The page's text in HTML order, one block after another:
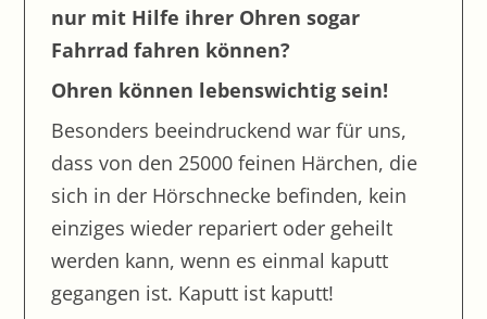
Ausflug Legoland
Fairplay ist Trumpf – Fußballturnier der
Förderstufe III
Fußballturnier
Ausflug in das Deutsche Museum
Spendenwanderung ein voller Erfolg
Landfrauen machen Schule
Schlittschuhlaufen der Oberstufe
nur mit Hilfe ihrer Ohren sogar
Fahrrad fahren können?
Ohren können lebenswichtig sein!
Besonders beeindruckend war für uns,
dass von den 25000 feinen Härchen, die
sich in der Hörschnecke befinden, kein
einziges wieder repariert oder geheilt
werden kann, wenn es einmal kaputt
gegangen ist. Kaputt ist kaputt!